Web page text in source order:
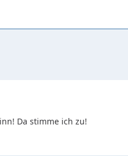
Da stimme ich zu!